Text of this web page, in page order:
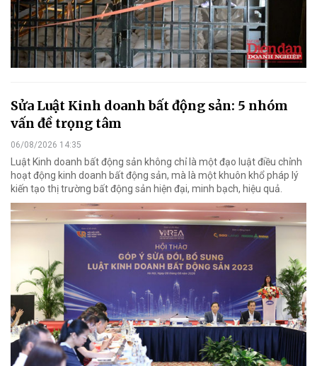
Sửa Luật Kinh doanh bất động sản: 5 nhóm
vấn đề trọng tâm
06/08/2026 14:35
Luật Kinh doanh bất động sản không chỉ là một đạo luật điều chỉnh
hoạt động kinh doanh bất động sản, mà là một khuôn khổ pháp lý
kiến tạo thị trường bất động sản hiện đại, minh bạch, hiệu quả.